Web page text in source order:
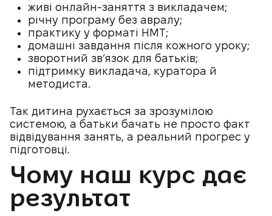
живі онлайн-заняття з викладачем;
річну програму без авралу;
практику у форматі НМТ;
домашні завдання після кожного уроку;
зворотний зв’язок для батьків;
підтримку викладача, куратора й
методиста.
Так дитина рухається за зрозумілою
системою, а батьки бачать не просто факт
відвідування занять, а реальний прогрес у
підготовці.
Чому наш курс дає
результат